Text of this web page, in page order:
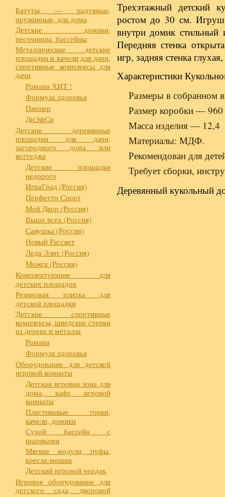
Батуты — надувные,
пружинные, для дома
Детские домики,
песочницы, бассейны
Металлические детские
площадки и качели для дачи,
спортивные комплексы для
дачи
Романа ХИТ !
Формула здоровья
Пионер
ДиЭфСи
Детские деревянные
площадки для дачи,
загородного дома или
коттеджа
Детские площадки
недорого
ИграГрад (Россия)
Перфетто Спорт
Мой Двор (Россия)
Выше всех (Россия)
Савушка (Россия)
Новый Рассвет
Леда Элит (Россия)
Можга (Россия)
Комплектующие для
детских площадок
Резиновая плитка для
детской площадки
Детские спортивные
комплексы, шведские стенки
из дерева и металла
Романа
Формула здоровья
Оборудование для детской
игровой комнаты
Детская игровая зона для
дома, кафе, игровой
комнаты
Пластиковые горки,
качели, домики
Сухой бассейн с
шариками
Мягкие модули, пуфы,
кресла-мешки
Детский игровой чердак
Игровое оборудование для
детского сада, дворовой
Трехэтажный детский
ростом до 30 см.
внутри домик стильный
Передняя стенка
игр, задняя стенка
Характеристики
Размеры в
Размер коробки —
Масса изделия — 12,4
Материалы: МДФ.
Рекомендован для
Требует сборки,
Деревянный кукольный